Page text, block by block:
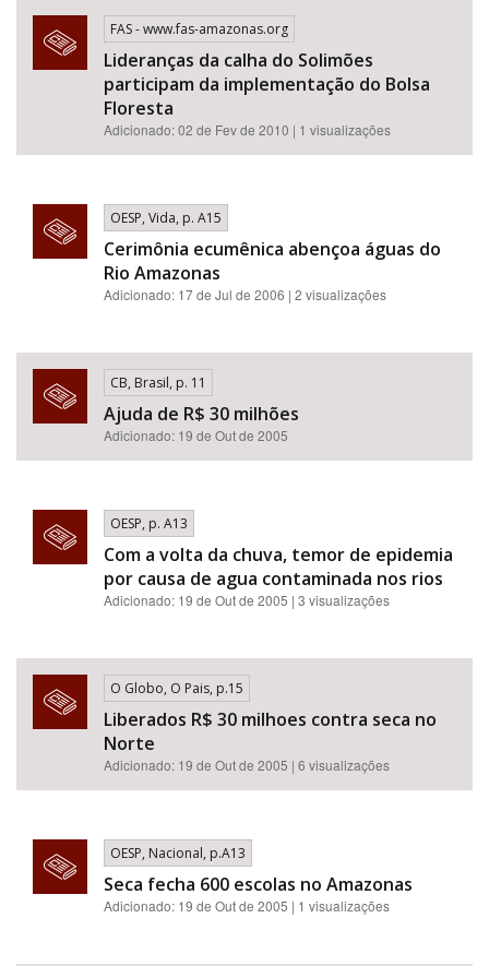
FAS - www.fas-amazonas.org
Lideranças da calha do Solimões
participam da implementação do Bolsa
Floresta
Adicionado: 02 de Fev de 2010 | 1 visualizações
OESP, Vida, p. A15
Cerimônia ecumênica abençoa águas do
Rio Amazonas
Adicionado: 17 de Jul de 2006 | 2 visualizações
CB, Brasil, p. 11
Ajuda de R$ 30 milhões
Adicionado: 19 de Out de 2005
OESP, p. A13
Com a volta da chuva, temor de epidemia
por causa de agua contaminada nos rios
Adicionado: 19 de Out de 2005 | 3 visualizações
O Globo, O Pais, p.15
Liberados R$ 30 milhoes contra seca no
Norte
Adicionado: 19 de Out de 2005 | 6 visualizações
OESP, Nacional, p.A13
Seca fecha 600 escolas no Amazonas
Adicionado: 19 de Out de 2005 | 1 visualizações